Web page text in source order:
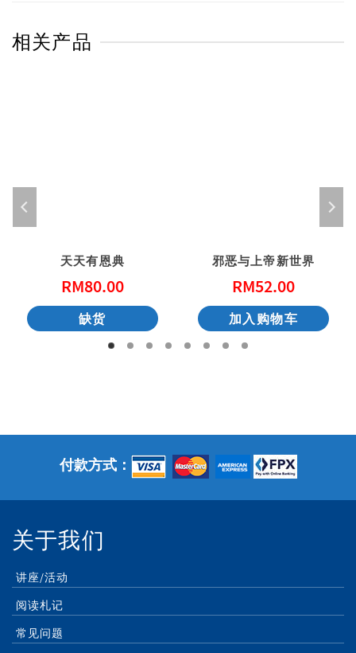
相关产品
天天有恩典
RM80.00
缺货
邪恶与上帝新世界
RM52.00
加入购物车
付款方式：
关于我们
讲座/活动
阅读札记
常见问题